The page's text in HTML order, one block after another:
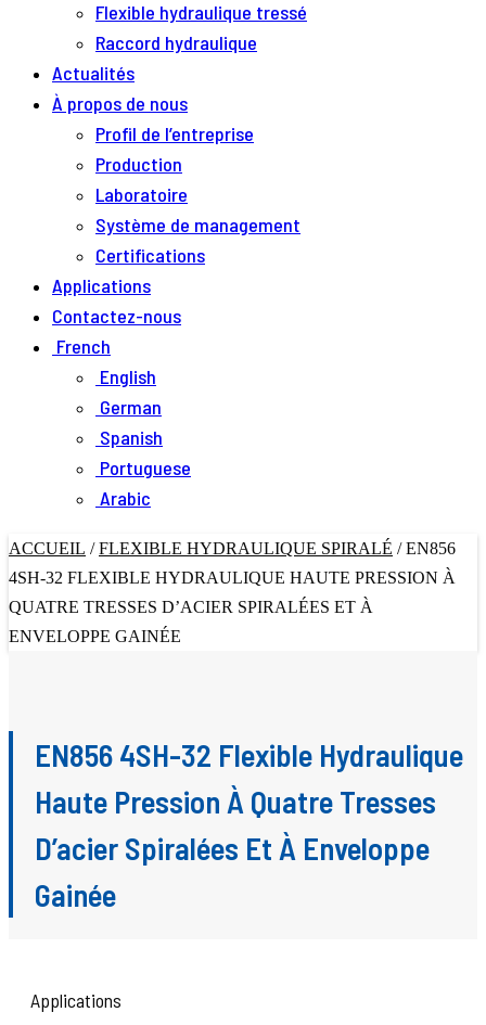
Flexible hydraulique tressé
Raccord hydraulique
Actualités
À propos de nous
Profil de l’entreprise
Production
Laboratoire
Système de management
Certifications
Applications
Contactez-nous
French
English
German
Spanish
Portuguese
Arabic
ACCUEIL /FLEXIBLE HYDRAULIQUE SPIRALÉ /EN856
4SH-32 FLEXIBLE HYDRAULIQUE HAUTE PRESSION À
QUATRE TRESSES D’ACIER SPIRALÉES ET À
ENVELOPPE GAINÉE
EN856 4SH-32 Flexible Hydraulique
Haute Pression À Quatre Tresses
D’acier Spiralées Et À Enveloppe
Gainée
Applications